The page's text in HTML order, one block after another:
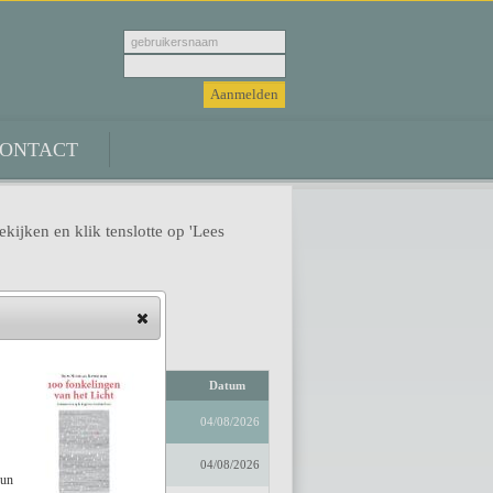
en klik tenslotte op 'Lees
Auteur Datum
04/08/2026
04/08/2026